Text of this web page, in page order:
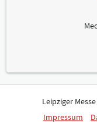
Leipziger
Impressum